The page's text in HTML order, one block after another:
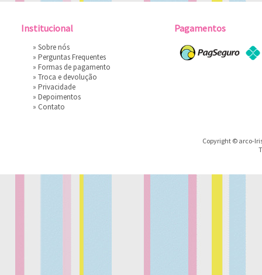
Institucional
» Sobre nós
» Perguntas Frequentes
» Formas de pagamento
» Troca e devolução
» Privacidade
» Depoimentos
» Contato
Pagamentos
Copyright © arco-